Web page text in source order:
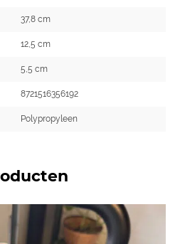
37,8 cm
12,5 cm
5,5 cm
8721516356192
Polypropyleen